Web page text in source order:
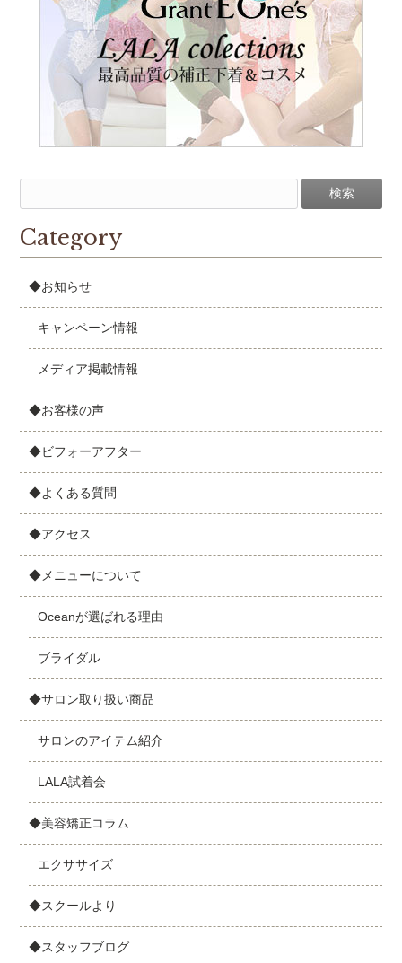
Category
◆お知らせ
キャンペーン情報
メディア掲載情報
◆お客様の声
◆ビフォーアフター
◆よくある質問
◆アクセス
◆メニューについて
Oceanが選ばれる理由
ブライダル
◆サロン取り扱い商品
サロンのアイテム紹介
LALA試着会
◆美容矯正コラム
エクササイズ
◆スクールより
◆スタッフブログ